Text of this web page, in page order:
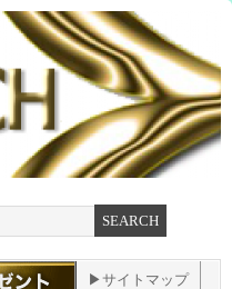
▶サイトマップ